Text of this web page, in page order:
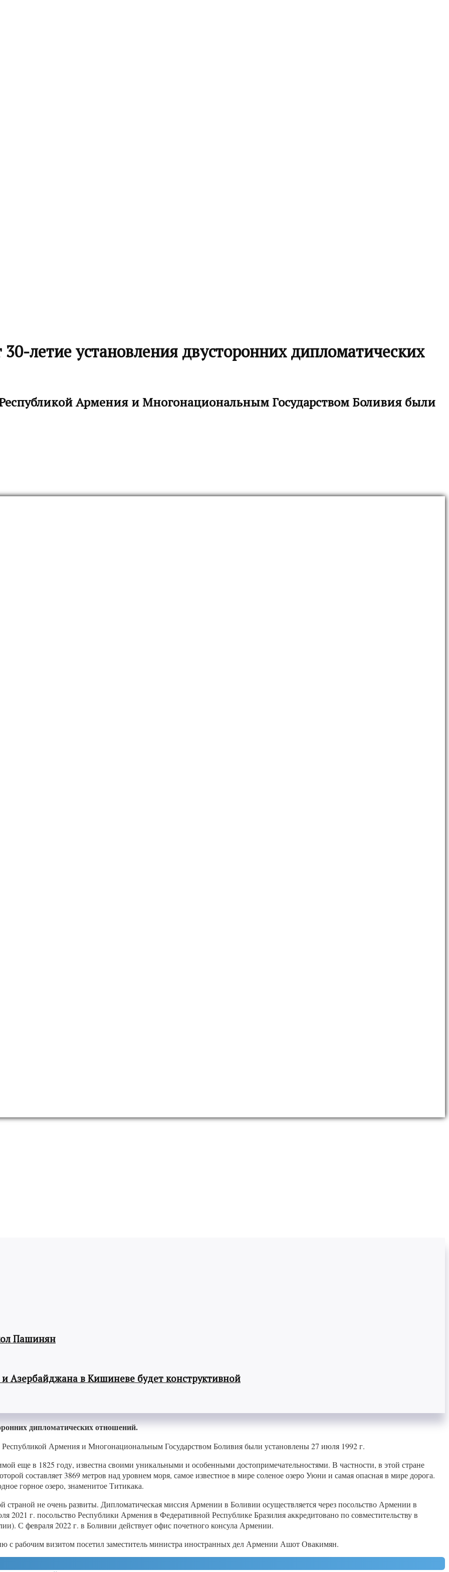
летие установления двусторонних дипломатических
Армения и Многонациональным Государством Боливия были
Пашинян
в Кишиневе будет конструктивной
дипломатических отношений.
Армения и Многонациональным Государством Боливия были установлены 27 июля 1992 г.
еще в 1825 году, известна своими уникальными и особенными достопримечательностями. В частности, в этой стране
составляет 3869 метров над уровнем моря, самое известное в мире соленое озеро Уюни и самая опасная в мире дорога.
горное озеро, знаменитое Титикака.
не очень развиты. Дипломатическая миссия Армении в Боливии осуществляется через посольство Армении в
г. посольство Республики Армения в Федеративной Республике Бразилия аккредитовано по совместительству в
С февраля 2022 г. в Боливии действует офис почетного консула Армении.
с рабочим визитом посетил заместитель министра иностранных дел Армении Ашот Овакимян.